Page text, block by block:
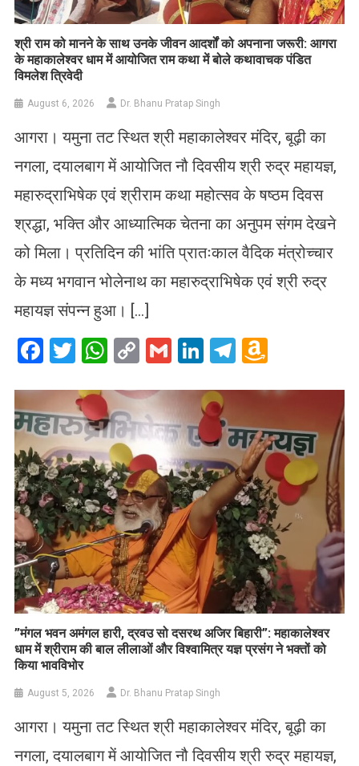
​श्री राम को मानने के साथ उनके जीवन आदर्शों को अपनाना जरूरी: आगरा
के महाकालेश्वर धाम में आयोजित राम कथा में बोले कथावाचक पंडित
विमलेश त्रिवेदी
August 6, 2026 Dr. Bhanu Pratap Singh
आगरा। यमुना तट स्थित श्री महाकालेश्वर मंदिर, बूढ़ी का
नगला, दयालबाग में आयोजित नौ दिवसीय श्री रुद्र महायज्ञ,
महारुद्राभिषेक एवं श्रीराम कथा महोत्सव के षष्ठम दिवस
श्रद्धा, भक्ति और आध्यात्मिक चेतना का अनुपम संगम देखने
को मिला। प्रतिदिन की भांति प्रातःकाल वैदिक मंत्रोच्चार
के मध्य भगवान भोलेनाथ का महारुद्राभिषेक एवं श्री रुद्र
महायज्ञ संपन्न हुआ। […]
Facebook
Twitter
WhatsApp
CopyGmailLinkedIn
Telegram
List
​”मंगल भवन अमंगल हारी, द्रवउ सो दसरथ अजिर बिहारी”: महाकालेश्वर
धाम में श्रीराम की बाल लीलाओं और विश्वामित्र यज्ञ प्रसंग ने भक्तों को
किया भावविभोर
August 5, 2026 Dr. Bhanu Pratap Singh
आगरा। यमुना तट स्थित श्री महाकालेश्वर मंदिर, बूढ़ी का
नगला, दयालबाग में आयोजित नौ दिवसीय श्री रुद्र महायज्ञ,